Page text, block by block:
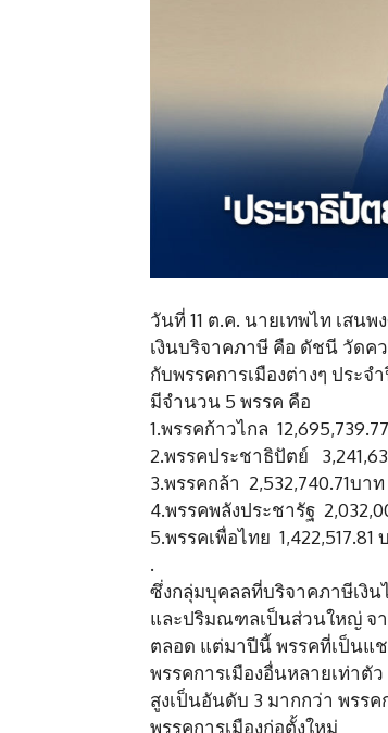
วันที่ 11 ต.ค. นายเทพไท เสน
เงินบริจาคภาษี คือ ดัชนี วัดค
กับพรรคการเมืองต่างๆ ประ
มีจำนวน 5 พรรค คือ
1.พรรคก้าวไกล
2.พรรคประชาธิปัตย์
3.พรรคกล้า 2,532,740.71บาท
4.พรรคพลังประชารัฐ
5.พรรคเพื่อไทย 1,422,517.81
.
ซึ่งกลุ่มบุคลลที่บริจาคภาษีเงิน
และปริมณฑลเป็นส่วนใหญ่ จ
ตลอด แต่มาปีนี้ พรรคที่เป็นแ
พรรคการเมืองอื่นหลายเท่า
สูงเป็นอันดับ 3 มากกว่า พรร
พรรคการเมืองก่อตั้งใหม่